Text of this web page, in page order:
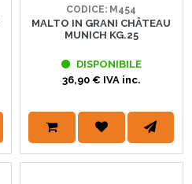
CODICE: M454
MALTO IN GRANI CHÂTEAU
MUNICH KG.25
DISPONIBILE
36,90 € IVA inc.